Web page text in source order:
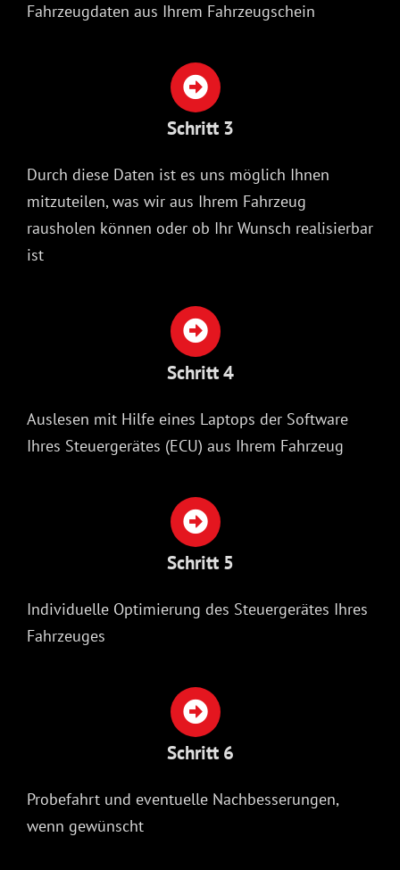
Fahrzeugdaten aus Ihrem Fahrzeugschein
Schritt 3
Durch diese Daten ist es uns möglich Ihnen
mitzuteilen, was wir aus Ihrem Fahrzeug
rausholen können oder ob Ihr Wunsch realisierbar
ist
Schritt 4
Auslesen mit Hilfe eines Laptops der Software
Ihres Steuergerätes (ECU) aus Ihrem Fahrzeug
Schritt 5
Individuelle Optimierung des Steuergerätes Ihres
Fahrzeuges
Schritt 6
Probefahrt und eventuelle Nachbesserungen,
wenn gewünscht